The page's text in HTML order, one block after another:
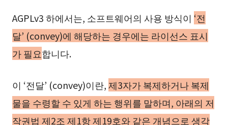
AGPLv3 하에서는, 소프트웨어의 사용 방식이 ‘전
달’ (convey)에 해당하는 경우에는 라이선스 표시
가 필요합니다.
이 ‘전달’ (convey)이란,제3자가 복제하거나 복제
물을 수령할 수 있게 하는 행위를 말하며, 아래의 저
작권법 제2조 제1항 제19호와 같은 개념으로 생각